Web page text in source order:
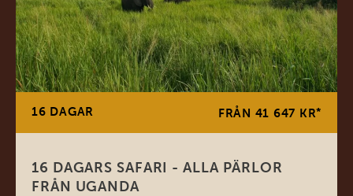
16 DAGAR FRÅN 41 647 KR*
16 DAGARS SAFARI - ALLA PÄRLOR
FRÅN UGANDA